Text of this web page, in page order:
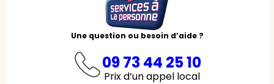
Une question ou besoin d’aide ?
09 73 44 25 10
Prix d’un appel local